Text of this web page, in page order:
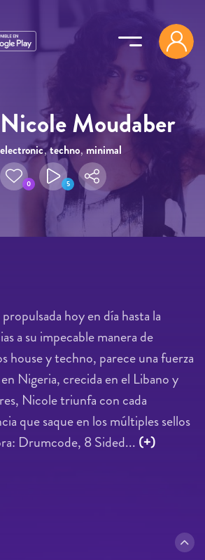
Nicole Moudaber
electronic,techno, minimal
0 5
hoy en día hasta la
a su impecable manera de
house y techno, parece una fuerza
Nigeria, crecida en el Libano y
Nicole triunfa con cada
que saque en los múltiples sellos
Drumcode, 8 Sided... (+)